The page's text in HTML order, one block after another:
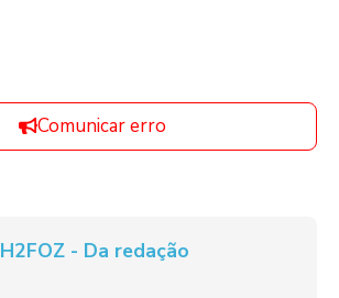
Comunicar erro
H2FOZ - Da redação